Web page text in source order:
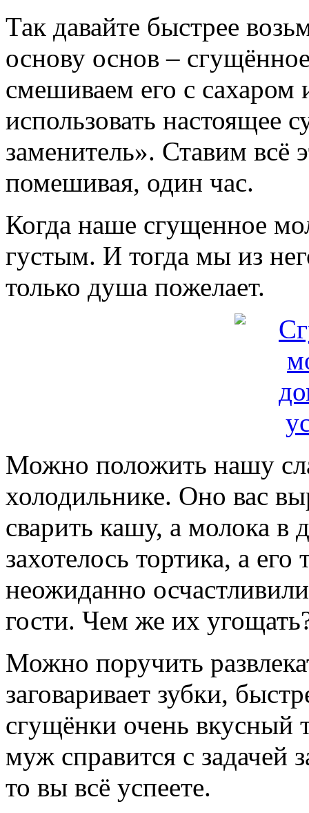
Так давайте быстрее
основу основ –
смешиваем его с
использовать настоящее
заменитель». Ставим
помешивая, один час.
Когда наше сгущенное
густым. И тогда мы из
только душа пожелает.
Можно положить нашу
холодильнике. Оно вас
сварить кашу, а молока в
захотелось тортика, а
неожиданно
гости. Чем же их
Можно поручить
заговаривает зубки,
сгущёнки очень вкусный
муж справится с задачей
то вы всё успеете.